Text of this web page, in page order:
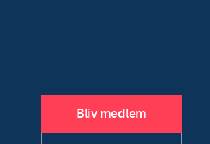
Bliv medlem